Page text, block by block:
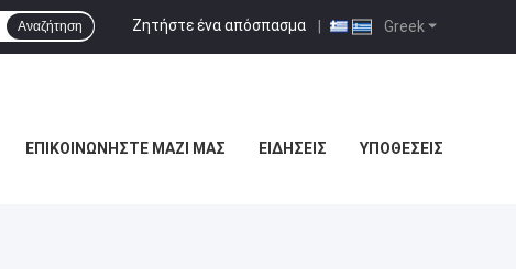
Greek
Ζητήστε ένα απόσπασμα |
Αναζήτηση
ΕΠΙΚΟΙΝΩΝΉΣΤΕ ΜΑΖΊ ΜΑΣ ΕΙΔΉΣΕΙΣ ΥΠΟΘΈΣΕΙΣ